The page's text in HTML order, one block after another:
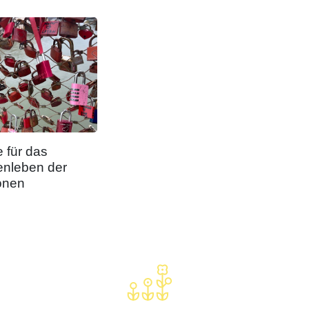
für das
der